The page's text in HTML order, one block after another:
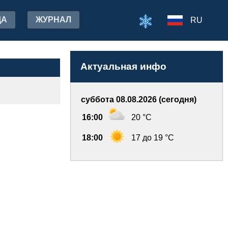
ЖУРНАЛ RU
Актуальная инфо
суббота 08.08.2026 (сегодня)
16:00 20 °C
18:00 17 до 19 °C